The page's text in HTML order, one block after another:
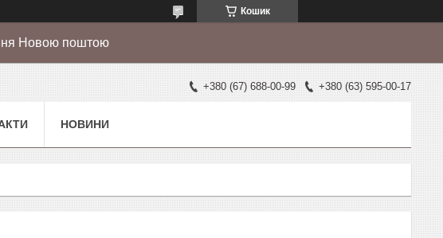
Кошик
Новою поштою
+380 (67) 688-00-99 +380 (63) 595-00-17
НОВИНИ